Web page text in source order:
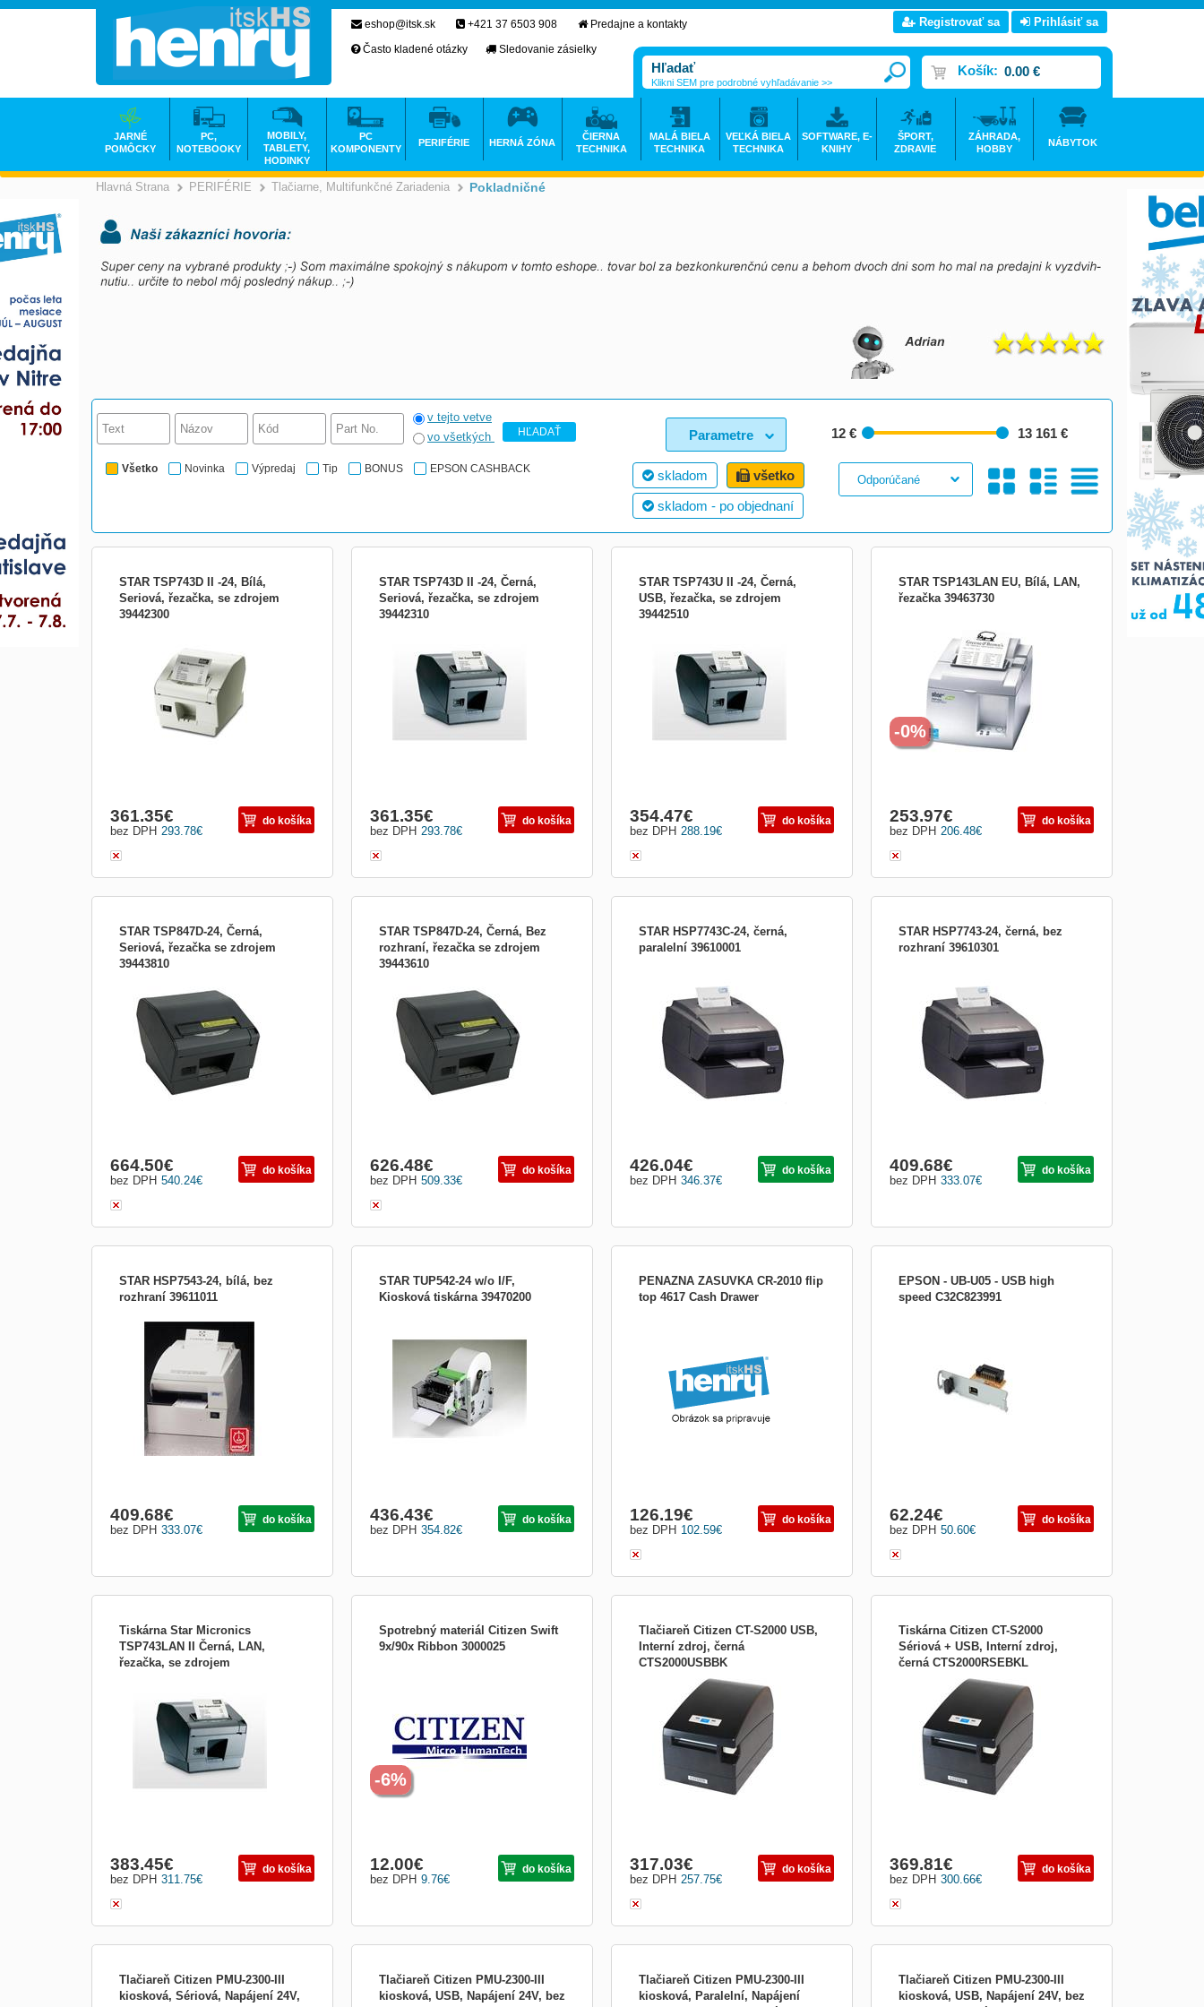
Hlavná Strana >
PERIFÉRIE >
Tlačiarne, Multifunkčné Zariadenia >
Pokladničné
12 € 13 161 €
skladom
všetko
skladom - po objednaní
Parametre
v tejto vetve
vo všetkých
HĽADAŤ
Všetko Novinka Výpredaj Tip BONUS EPSON CASHBACK
STAR TSP743D II -24, Bílá,
Seriová, řezačka, se zdrojem
39442300
293.78€
bez DPH
361.35€ do košíka
STAR TSP743D II -24, Černá,
Seriová, řezačka, se zdrojem
39442310
technológie:Termo; Rozhranie:RS232
(sériové)
293.78€
bez DPH
361.35€ do košíka
STAR TSP743U II -24, Černá,
USB, řezačka, se zdrojem
39442510
tisknout čárové kódy, štítky, účtenky a
vstupenky rychlostí až 250 mm/s. Velký
průměr role až 100 mm, poskytuje
dostatečnou zásobu papíru. Tiskárna má
novou zdokonalenou konstrukci
288.19€
bez DPH
354.47€ do košíka
STAR TSP143LAN EU, Bílá, LAN,
řezačka 39463730
propracovaná, vysoce výkonná pokladní
tiskárna s automatickou horní řezačkou.
Je vybavena řadou pokročilých funkcí,
jako automatické zmenšení tisku, zkrácení
přebytečných okrajů, emulace sériového
portu. Tyto a další vlastnost
206.48€
bez DPH
253.97€ do košíka
-0%
STAR TSP847D-24, Černá,
Seriová, řezačka se zdrojem
39443810
Kategória:Professional; Tlačové
technológie:Termo; Rozhranie:RS232
(sériové)
540.24€
bez DPH
664.50€ do košíka
STAR TSP847D-24, Černá, Bez
rozhraní, řezačka se zdrojem
39443610
Kategória:Professional; Tlačové
technológie:Termo
509.33€
bez DPH
626.48€ do košíka
STAR HSP7743C-24, černá,
paralelní 39610001
Tlačové technológie:Termo;
Rozhranie:LPT (centronics / paralelné)
346.37€
bez DPH
426.04€ do košíka
STAR HSP7743-24, černá, bez
rozhraní 39610301
HSP7743W/O v černém provedení bez
rozhraní dosahuje v termálním tisku
nejvyšší rychlosti na světě(čtvrt metru za
sekundu!). Termální tisk je doplněn 9-ti
jehličkovým tiskem na předtištěné
formuláře. Toto řešení umožňuje uš
333.07€
bez DPH
409.68€ do košíka
STAR HSP7543-24, bílá, bez
rozhraní 39611011
Hybridní tiskárna STAR Micronics
HSP7543W/O v bílém provedení bez
rozhraní dosahuje v termálním tisku
nejvyšší rychlosti na světě(čtvrt metru za
sekundu!). Termální tisk je doplněn 9-ti
jehličkovým tiskem na předtištěné
formuláře. Toto řešení umožňuje uše
333.07€
bez DPH
409.68€ do košíka
STAR TUP542-24 w/o I/F,
Kiosková tiskárna 39470200
Micronics TUP542-24 w/o I/F se
superrychlým tiskem až 220 mm za
sekundu a se živostností termální hlavy
100 000 000 pulzů či 100 km. Držák
papíru je schopný pojmout až 25cm velkou
roličku. Podporuje tisk na 45 až 82,5 mm ši
354.82€
bez DPH
436.43€ do košíka
PENAZNA ZASUVKA CR-2010 flip
top 4617 Cash Drawer
102.59€
bez DPH
126.19€ do košíka
EPSON - UB-U05 - USB high
speed C32C823991
50.60€
bez DPH
62.24€ do košíka
Tiskárna Star Micronics
TSP743LAN II Černá, LAN,
řezačka, se zdrojem
operačních systémů. Vhodná pro náročné
provozy, kde je kladen důraz na rychlost a
rychlé odbavení zákazníka -
samoobsluchy, hypermarkety, restaurace
311.75€
bez DPH
383.45€ do košíka
Spotrebný materiál Citizen Swift
9x/90x Ribbon 3000025
9.76€
bez DPH
12.00€ do košíka
-6%
Tlačiareň Citizen CT-S2000 USB,
Interní zdroj, černá
CTS2000USBBK
Termální tiskárna CT-S2000 nabízí
rychlost tisku 220 mm/s. Standardně je
vybavena dvoubarevným tiskem,
podporou 2D čárových kódů, USB
rozhraním a dokáže pojmout papír o šířce
58, 60, 80 a 83 mm. Díky inovativnímu
designu šetří místo a dokáže odolat
zvýšen
257.75€
bez DPH
317.03€ do košíka
Tiskárna Citizen CT-S2000
Sériová + USB, Interní zdroj,
černá CTS2000RSEBKL
Tiskárna Citizen CT-S2000 termální,
Sériová + USB, Interní zdroj, černá
Termální tiskárna CT-S2000 nabízí
rychlost tisku 220 mm/s. Standardně je
vybavena dvoubarevným tiskem,
podporou 2D čárových kódů, USB
rozhraním a dokáže pojmout papír o šířce
58, 60,
300.66€
bez DPH
369.81€ do košíka
Tlačiareň Citizen PMU-2300-III
kiosková, Sériová, Napájení 24V,
Tlačiareň Citizen PMU-2300-III
kiosková, USB, Napájení 24V, bez
Tlačiareň Citizen PMU-2300-III
kiosková, Paralelní, Napájení
Tlačiareň Citizen PMU-2300-III
kiosková, USB, Napájení 24V, bez
eshop@itsk.sk +421 37 6503 908
Predajne a kontakty
Často kladené otázky
Sledovanie zásielky
Registrovať sa Prihlásiť sa
Košík: 0.00 €
Klikni SEM pre podrobné vyhľadávanie >>
JARNÉ
POMÔCKY
PC,
NOTEBOOKY
MOBILY,
TABLETY,
HODINKY
PC
KOMPONENTY
PERIFÉRIE HERNÁ ZÓNA
ČIERNA
TECHNIKA
MALÁ BIELA
TECHNIKA
VEĽKÁ BIELA
TECHNIKA
SOFTWARE, E-
KNIHY
ŠPORT,
ZDRAVIE
ZÁHRADA,
HOBBY
NÁBYTOK